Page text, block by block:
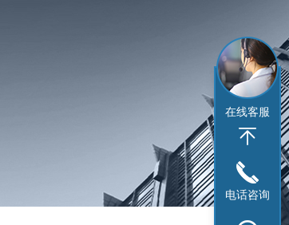
在线客服
电话咨询